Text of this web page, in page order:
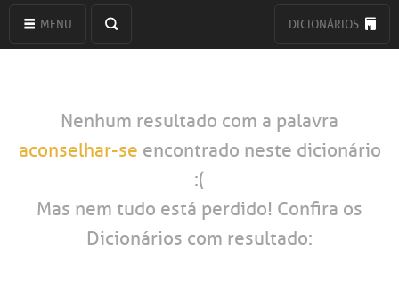
MENU DICIONÁRIOS
Nenhum resultado com a palavra
aconselhar-se encontrado neste dicionário
:(
Mas nem tudo está perdido! Confira os
Dicionários com resultado: